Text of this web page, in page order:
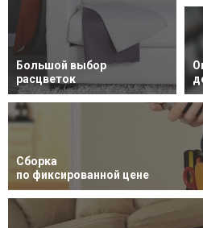
Большой выбор
расцветок
Сборка
по фиксированной цене